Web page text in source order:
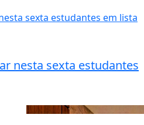
nesta sexta estudantes